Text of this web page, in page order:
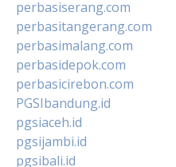
perbasiserang.com
perbasitangerang.com
perbasimalang.com
perbasidepok.com
perbasicirebon.com
PGSIbandung.id
pgsiaceh.id
pgsijambi.id
pgsibali.id